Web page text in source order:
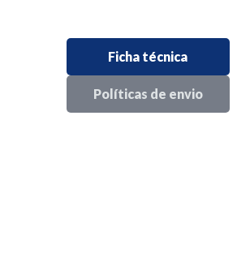
Ficha técnica
Políticas de envio